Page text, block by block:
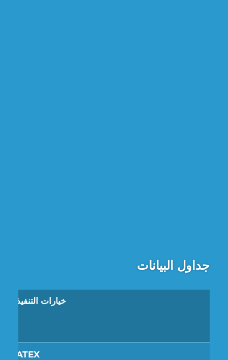
جداول البيانات
خيارات التنفيذ
ATEX